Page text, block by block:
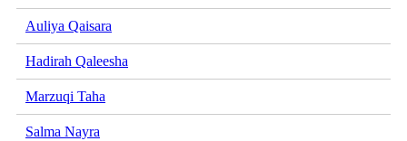
Auliya Qaisara
Hadirah Qaleesha
Marzuqi Taha
Salma Nayra